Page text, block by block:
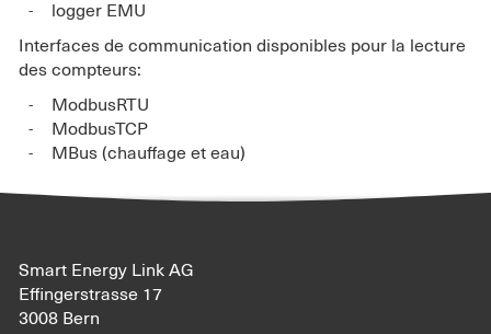
logger EMU
Interfaces de communication disponibles pour la lecture
des compteurs:
ModbusRTU
ModbusTCP
MBus (chauffage et eau)
Smart Energy Link AG
Effingerstrasse 17
3008 Bern